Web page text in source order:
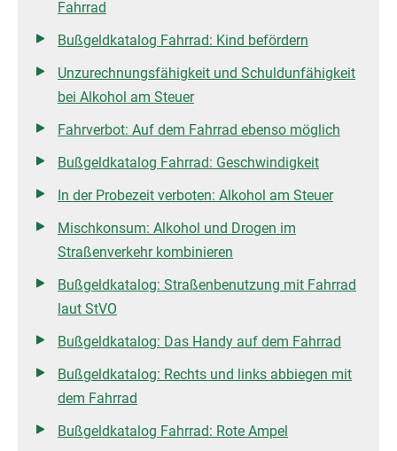
Fahrrad
Bußgeldkatalog Fahrrad: Kind befördern
Unzurechnungsfähigkeit und Schuldunfähigkeit
bei Alkohol am Steuer
Fahrverbot: Auf dem Fahrrad ebenso möglich
Bußgeldkatalog Fahrrad: Geschwindigkeit
In der Probezeit verboten: Alkohol am Steuer
Mischkonsum: Alkohol und Drogen im
Straßenverkehr kombinieren
Bußgeldkatalog: Straßenbenutzung mit Fahrrad
laut StVO
Bußgeldkatalog: Das Handy auf dem Fahrrad
Bußgeldkatalog: Rechts und links abbiegen mit
dem Fahrrad
Bußgeldkatalog Fahrrad: Rote Ampel